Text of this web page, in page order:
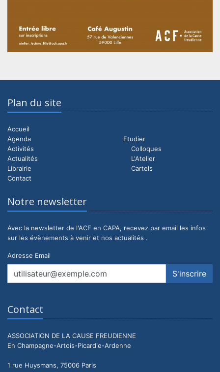
Plan du site
Accueil
Etudier
Colloques
L'Atelier
Cartels
Agenda
Activités
Actualités
Librairie
Contact
Notre newsletter
Avec la newsletter de l'ACF en CAPA, recevez par email les infos
sur les évènements à venir et nos actualités .
Adresse Email
Contact
ASSOCIATION DE LA CAUSE FREUDIENNE
En Champagne-Artois-Picardie-Ardenne
1 rue Huysmans, 75006 Paris